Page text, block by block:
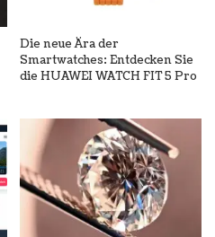
Die neue Ära der
Smartwatches: Entdecken Sie
die HUAWEI WATCH FIT 5 Pro